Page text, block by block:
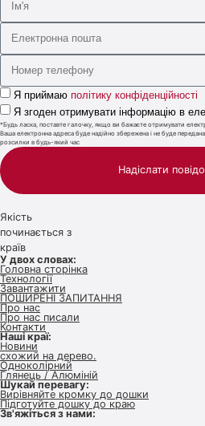
Я приймаю політику конфіденційності
Я згоден отримувати інформацію в
*Будь ласка, поставте галочку, якщо ви бажаєте отримувати
Ваша електронна адреса буде надійно збережена і не буде
розсилки в будь-який час
Надіслати
Якість
починається з
країв
У двох словах:
Головна сторінка
Технології
Завантажити
ПОШИРЕНІ ЗАПИТАННЯ
Про нас
Про нас писали
Контакти
Наші краї:
Новини
схожий на дерево.
Одноколірний
Глянець / Алюміній
Шукай перевагу:
Вирівняйте кромку до дошки
Підготуйте дошку до краю
Зв'яжіться з нами: